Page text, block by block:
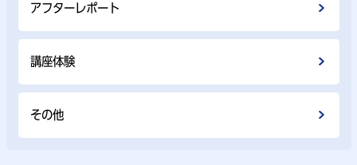
アフターレポート
講座体験
その他